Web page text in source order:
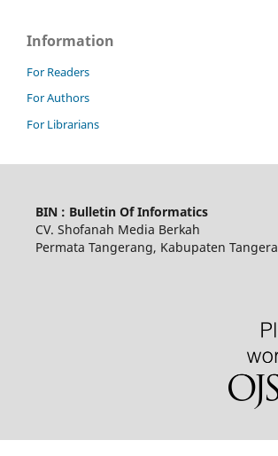
Information
For Readers
For Authors
For Librarians
BIN : Bulletin Of Informatics
CV. Shofanah Media Berkah
Permata Tangerang, Kabupaten